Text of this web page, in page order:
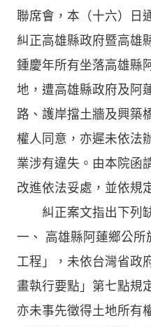
聯席會，本（十六）日
糾正高雄縣政府暨高雄
鍾慶年所有坐落高雄縣
地，遭高雄縣政府及阿
路、護岸擋土牆及興築
權人同意，亦遲未依法
業涉有違失。由本院函
改進依法妥處，並依規
糾正案文指出下列缺
一、 高雄縣阿蓮鄉公
工程」，未依台灣省政
畫執行要點」第七點規
亦未事先徵得土地所有